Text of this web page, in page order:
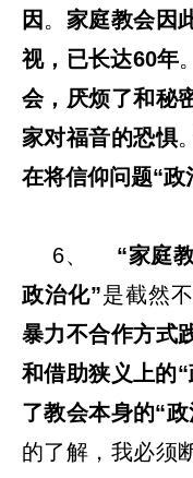
因 。 家庭教会因
视，已长达60年
会，厌烦了和秘
家对福音的恐惧
在将信仰问题“政
6、 “家庭
政治化”是截然
暴力不合作方式
和借助狭义上的
了教会本身的“政
的了解，我必须